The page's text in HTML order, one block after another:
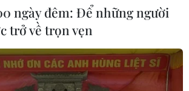
ngày đêm: Để những người
trở về trọn vẹn